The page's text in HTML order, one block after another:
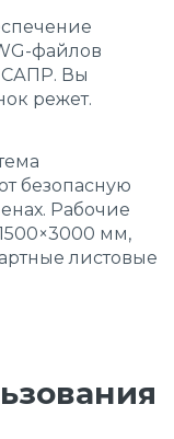
файлов
САПР. Вы
режет.
безопасную
Рабочие
мм,
листовые